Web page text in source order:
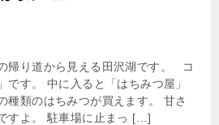
帰り道から見える田沢湖です。 コ
です。 中に入ると「はちみつ屋」
種類のはちみつが買えます。 甘さ
すよ。 駐車場に止まっ […]